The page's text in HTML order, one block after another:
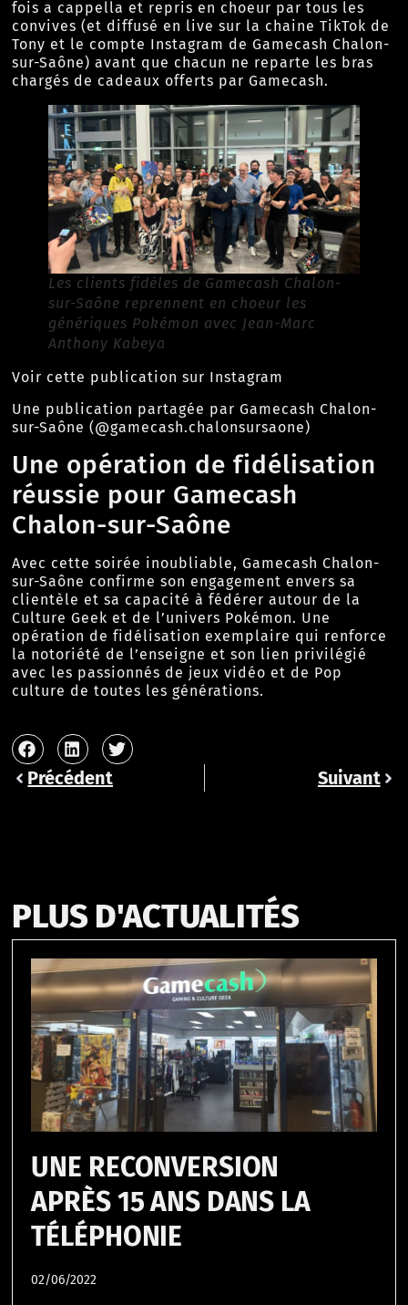
fois a cappella et repris en choeur par tous les
convives (et diffusé en live sur la chaine TikTok de
Tony et le compte Instagram de Gamecash Chalon-
sur-Saône) avant que chacun ne reparte les bras
chargés de cadeaux offerts par Gamecash.
Les clients fidèles de Gamecash Chalon-
sur-Saône reprennent en choeur les
génériques Pokémon avec Jean-Marc
Anthony Kabeya
Voir cette publication sur Instagram
Une publication partagée par Gamecash Chalon-
sur-Saône (@gamecash.chalonsursaone)
Une opération de fidélisation
réussie pour Gamecash
Chalon-sur-Saône
Avec cette soirée inoubliable, Gamecash Chalon-
sur-Saône confirme son engagement envers sa
clientèle et sa capacité à fédérer autour de la
Culture Geek et de l’univers Pokémon. Une
opération de fidélisation exemplaire qui renforce
la notoriété de l’enseigne et son lien privilégié
avec les passionnés de jeux vidéo et de Pop
culture de toutes les générations.
Précédent Suivant
PLUS D'ACTUALITÉS
UNE RECONVERSION
APRÈS 15 ANS DANS LA
TÉLÉPHONIE
02/06/2022